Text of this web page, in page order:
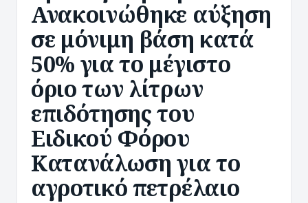
Ανακοινώθηκε αύξηση
σε μόνιμη βάση κατά
50% για το μέγιστο
όριο των λίτρων
επιδότησης του
Ειδικού Φόρου
Κατανάλωση για το
αγροτικό πετρέλαιο